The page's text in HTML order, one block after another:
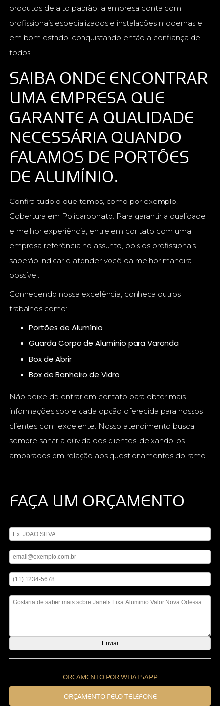
produtos de alto padrão, a empresa conta com
profissionais especializados e instalações modernas e
em bom estado, conquistando então a confiança de
todos.
SAIBA ONDE ENCONTRAR
UMA EMPRESA QUE
GARANTE A QUALIDADE
NECESSÁRIA QUANDO
FALAMOS DE PORTÕES
DE ALUMÍNIO.
Confira tudo o que temos, como por exemplo,
Cobertura em Policarbonato. Para garantir a qualidade
e melhor experiência, entre em contato com uma
empresa referência no assunto, pois os profissionais
saberão indicar e atender você da melhor maneira
possível.
Conhecendo nossa excelência, conheça outros
trabalhos como:
Portões de Alumínio
Guarda Corpo de Alumínio para Varanda
Box de Abrir
Box de Banheiro de Vidro
Não deixe de entrar em contato para obter mais
informações sobre cada opção oferecida para nossos
clientes com excelente. Nosso atendimento busca
sempre sanar a dúvida dos clientes, deixando-os
amparados em relação aos questionamentos do ramo.
FAÇA UM ORÇAMENTO
ORÇAMENTO POR WHATSAPP
ORÇAMENTO PELO TELEFONE